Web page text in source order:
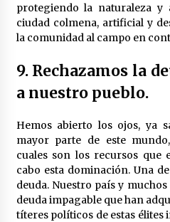
protegiendo la naturaleza
ciudad colmena, artificial y
la comunidad al campo en
9. Rechazamos la
a nuestro pueblo.
Hemos abierto los ojos, ya
mayor parte de este
cuales son los recursos que
cabo esta dominación. Una
deuda. Nuestro país y
deuda impagable que han
títeres políticos de estas élites